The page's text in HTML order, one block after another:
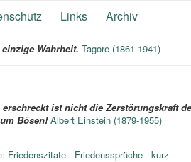
Links Archiv
Wahrheit. Tagore (1861-1941)
erschreckt ist nicht die Zerstörungskraft
Bösen! Albert Einstein (1879-1955)
Friedenszitate - Friedenssprüche - kurz